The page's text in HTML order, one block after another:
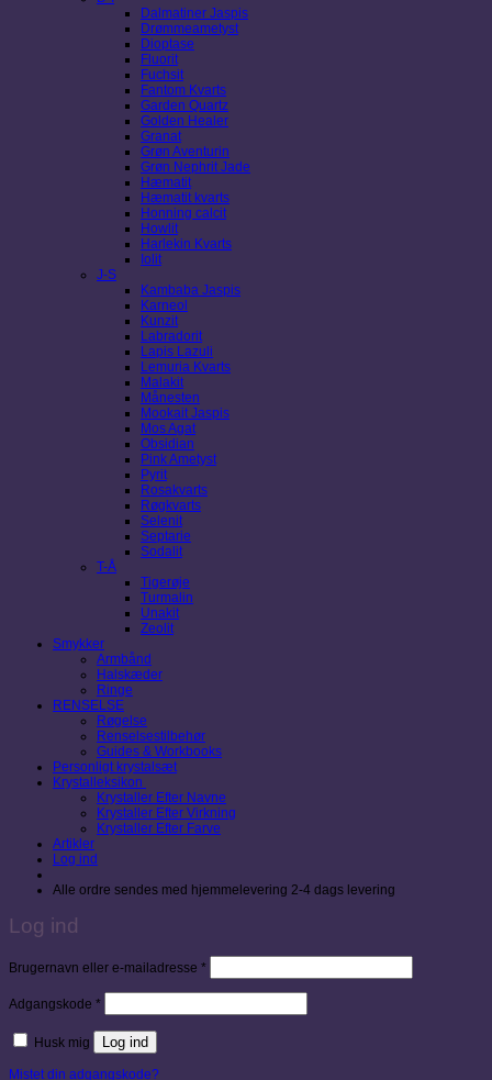
Dalmatiner Jaspis
Drømmeametyst
Dioptase
Fluorit
Fuchsit
Fantom Kvarts
Garden Quartz
Golden Healer
Granat
Grøn Aventurin
Grøn Nephrit Jade
Hæmatit
Hæmatit kvarts
Honning calcit
Howlit
Harlekin Kvarts
Iolit
J-S
Kambaba Jaspis
Karneol
Kunzit
Labradorit
Lapis Lazuli
Lemuria Kvarts
Malakit
Månesten
Mookait Jaspis
Mos Agat
Obsidian
Pink Ametyst
Pyrit
Rosakvarts
Røgkvarts
Selenit
Septarie
Sodalit
T-Å
Tigerøje
Turmalin
Unakit
Zeolit
Smykker
Armbånd
Halskæder
Ringe
RENSELSE
Røgelse
Renselsestilbehør
Guides & Workbooks
Personligt krystalsæt
Krystalleksikon
Krystaller Efter Navne
Krystaller Efter Virkning
Krystaller Efter Farve
Artikler
Log ind
Alle ordre sendes med hjemmelevering 2-4 dags levering
Log ind
Brugernavn eller e-mailadresse *Påkrævet
Adgangskode *Påkrævet
Husk mig Log ind
Mistet din adgangskode?